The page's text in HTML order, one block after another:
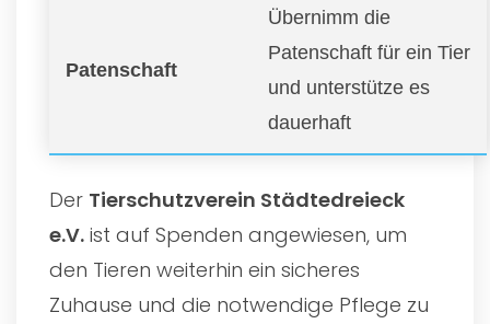
Patenschaft
Übernimm die
Patenschaft für ein Tier
und unterstütze es
dauerhaft
Der Tierschutzverein Städtedreieck
e.V. ist auf Spenden angewiesen, um
den Tieren weiterhin ein sicheres
Zuhause und die notwendige Pflege zu